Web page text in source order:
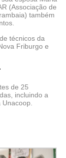
(Associação de
também
técnicos da
Friburgo e
de 25
incluindo a